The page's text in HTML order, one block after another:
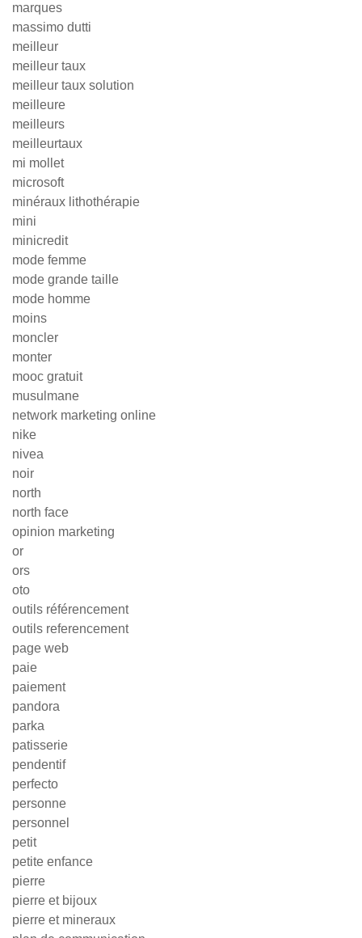
marques
massimo dutti
meilleur
meilleur taux
meilleur taux solution
meilleure
meilleurs
meilleurtaux
mi mollet
microsoft
minéraux lithothérapie
mini
minicredit
mode femme
mode grande taille
mode homme
moins
moncler
monter
mooc gratuit
musulmane
network marketing online
nike
nivea
noir
north
north face
opinion marketing
or
ors
oto
outils référencement
outils referencement
page web
paie
paiement
pandora
parka
patisserie
pendentif
perfecto
personne
personnel
petit
petite enfance
pierre
pierre et bijoux
pierre et mineraux